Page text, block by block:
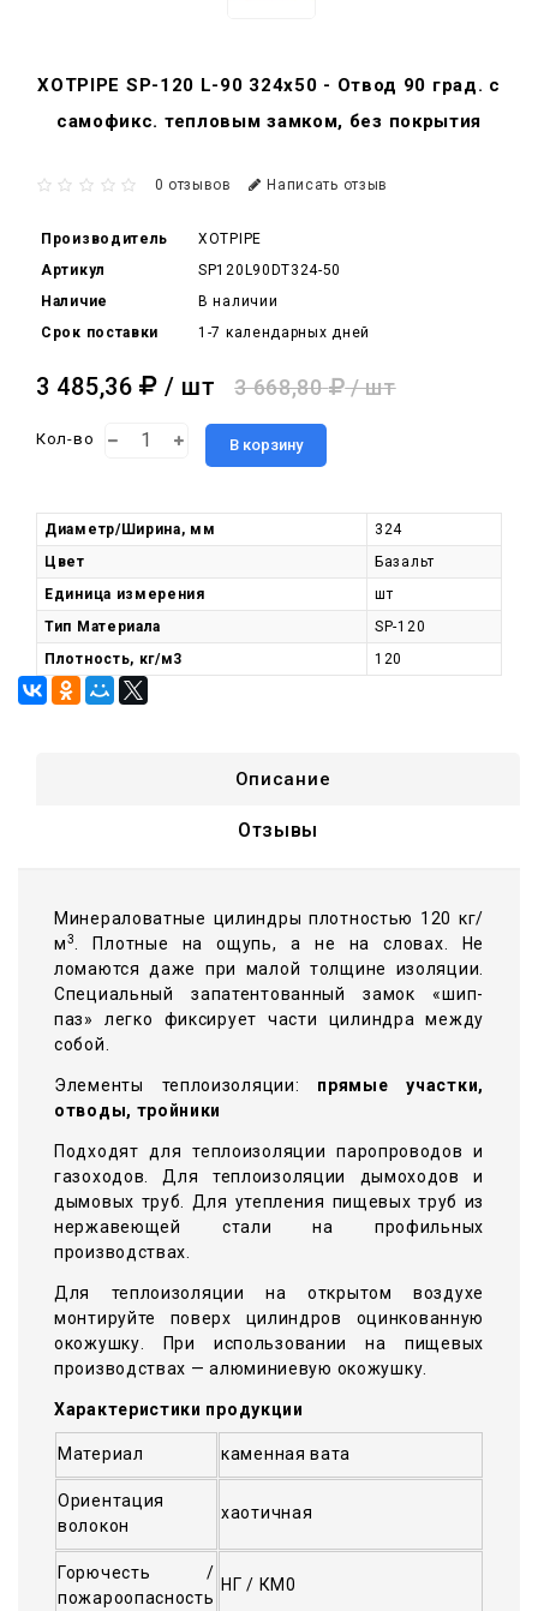
XOTPIPE SP-120 L-90 324x50 - Отвод 90 град. c
самофикс. тепловым замком, без покрытия
0 отзывов Написать отзыв
Производитель
XOTPIPE
Артикул
SP120L90DT324-50
Наличие
В наличии
Срок поставки
1-7 календарных дней
3 485,36 / шт 3 668,80 / шт
Кол-во В корзину
Диаметр/Ширина, мм
324
Цвет
Базальт
Единица измерения
шт
Тип Материала
SP-120
Плотность, кг/м3
120
Описание
Отзывы
Минераловатные цилиндры плотностью 120 кг/
м3
. Плотные на ощупь, а не на словах. Не
ломаются даже при малой толщине изоляции.
Специальный запатентованный замок «шип-
паз» легко фиксирует части цилиндра между
собой.
Элементы теплоизоляции: прямые участки,
отводы, тройники
Подходят для теплоизоляции паропроводов и
газоходов. Для теплоизоляции дымоходов и
дымовых труб. Для утепления пищевых труб из
нержавеющей стали на профильных
производствах.
Для теплоизоляции на открытом воздухе
монтируйте поверх цилиндров оцинкованную
окожушку. При использовании на пищевых
производствах — алюминиевую окожушку.
Характеристики продукции
Материал каменная вата
Ориентация
волокон
хаотичная
Горючесть /
пожароопасность
НГ / КМ0